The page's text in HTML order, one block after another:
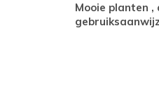
Mooie planten , alleen jammer geen